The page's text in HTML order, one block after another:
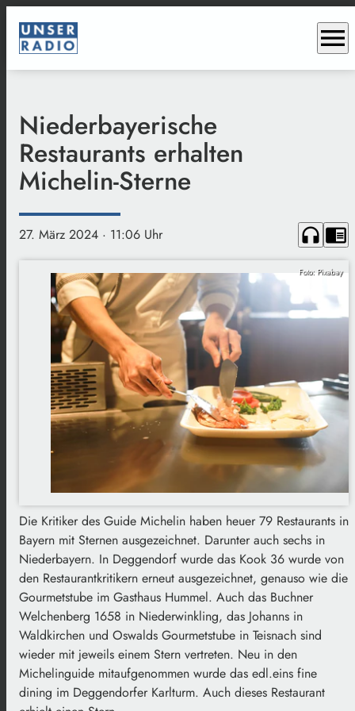
menu
Niederbayerische
Restaurants erhalten
Michelin-Sterne
27. März 2024 · 11:06 Uhr headphones chrome_reader_mode
Foto: Pixabay
Die Kritiker des Guide Michelin haben heuer 79 Restaurants in
Bayern mit Sternen ausgezeichnet. Darunter auch sechs in
Niederbayern. In Deggendorf wurde das Kook 36 wurde von
den Restaurantkritikern erneut ausgezeichnet, genauso wie die
Gourmetstube im Gasthaus Hummel. Auch das Buchner
Welchenberg 1658 in Niederwinkling, das Johanns in
Waldkirchen und Oswalds Gourmetstube in Teisnach sind
wieder mit jeweils einem Stern vertreten. Neu in den
Michelinguide mitaufgenommen wurde das edl.eins fine
dining im Deggendorfer Karlturm. Auch dieses Restaurant